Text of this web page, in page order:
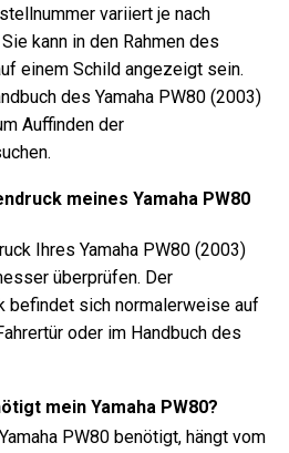
variiert je nach
kann in den Rahmen des
einem Schild angezeigt sein.
des Yamaha PW80 (2003)
Auffinden der
meines Yamaha PW80
Ihres Yamaha PW80 (2003)
überprüfen. Der
befindet sich normalerweise auf
oder im Handbuch des
mein Yamaha PW80?
PW80 benötigt, hängt vom